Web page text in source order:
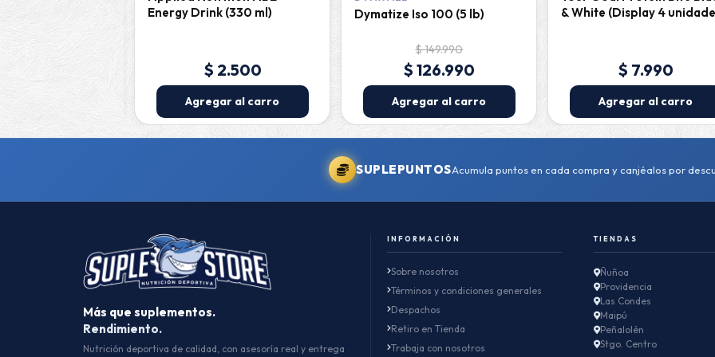
2.000
Energy Drink (330 ml)
$ 2.500
Agregar al carro
Dymatize Iso 100 (5 lb)
$ 149.990
$ 126.990
Agregar al carro
& White (Display 4
$ 7.990
Agregar al carro
SUPLEPUNTOSAcumula puntos en cada compra y canjéalos por
Más que suplementos.
Rendimiento.
Nutrición deportiva de calidad, con asesoría real y entrega
INFORMACIÓN
Sobre nosotros
Términos y condiciones generales
Despachos
Retiro en Tienda
Trabaja con nosotros
TIENDAS
Ñuñoa
Providencia
Las Condes
Maipú
Peñalolén
Stgo. Centro